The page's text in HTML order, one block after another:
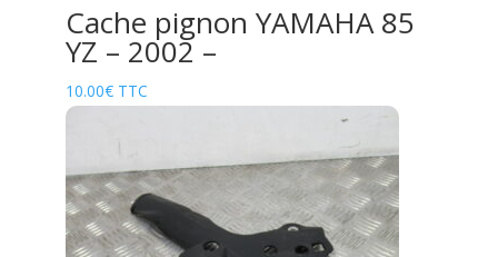
Cache pignon YAMAHA 85
YZ – 2002 –
10.00€ TTC